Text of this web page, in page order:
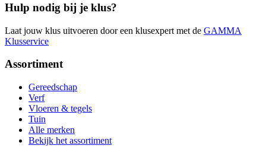
Hulp nodig bij je klus?
Laat jouw klus uitvoeren door een klusexpert met de GAMMA
Klusservice
Assortiment
Gereedschap
Verf
Vloeren & tegels
Tuin
Alle merken
Bekijk het assortiment